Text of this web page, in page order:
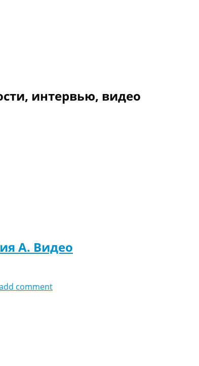
интервью, видео
A. Видео
comment